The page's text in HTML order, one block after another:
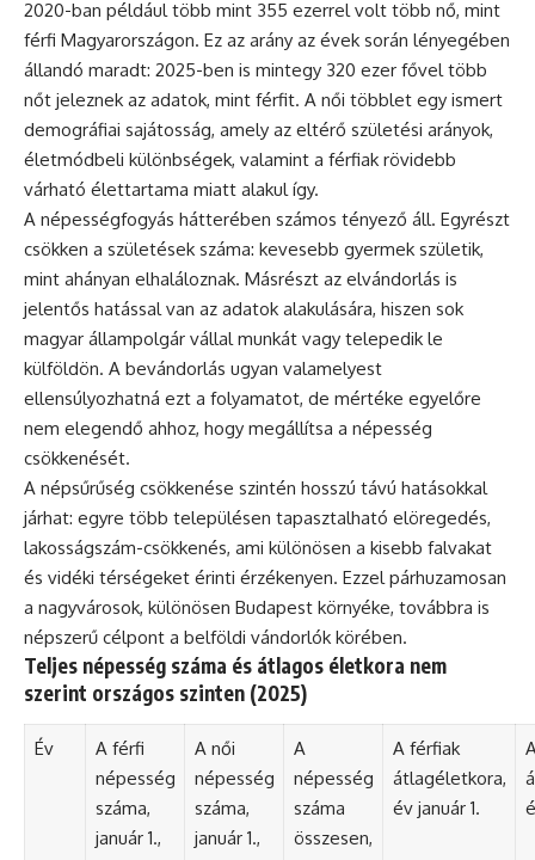
2020-ban például több mint 355 ezerrel volt több nő, mint
férfi Magyarországon. Ez az arány az évek során lényegében
állandó maradt: 2025-ben is mintegy 320 ezer fővel több
nőt jeleznek az adatok, mint férfit. A női többlet egy ismert
demográfiai sajátosság, amely az eltérő születési arányok,
életmódbeli különbségek, valamint a férfiak rövidebb
várható élettartama miatt alakul így.
A népességfogyás hátterében számos tényező áll. Egyrészt
csökken a születések száma: kevesebb gyermek születik,
mint ahányan elhaláloznak. Másrészt az elvándorlás is
jelentős hatással van az adatok alakulására, hiszen sok
magyar állampolgár vállal munkát vagy telepedik le
külföldön. A bevándorlás ugyan valamelyest
ellensúlyozhatná ezt a folyamatot, de mértéke egyelőre
nem elegendő ahhoz, hogy megállítsa a népesség
csökkenését.
A népsűrűség csökkenése szintén hosszú távú hatásokkal
járhat: egyre több településen tapasztalható elöregedés,
lakosságszám-csökkenés, ami különösen a kisebb falvakat
és vidéki térségeket érinti érzékenyen. Ezzel párhuzamosan
a nagyvárosok, különösen Budapest környéke, továbbra is
népszerű célpont a belföldi vándorlók körében.
Teljes népesség száma és átlagos életkora nem
szerint országos szinten (2025)
Év
A férfi
népesség
száma,
január 1.,
A női
népesség
száma,
január 1.,
A
népesség
száma
összesen,
A férfiak
átlagéletkora,
év január 1.